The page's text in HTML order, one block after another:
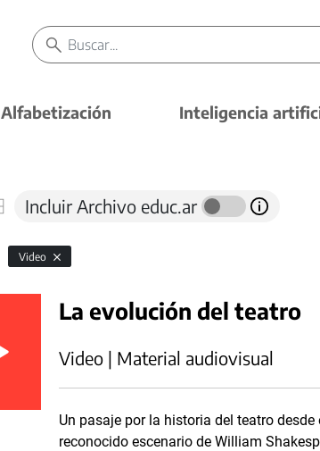
Alfabetización Inteligencia
Incluir Archivo educ.ar
Video
La evolución del teatro
Video | Material audiovisual
Un pasaje por la historia del teatro
reconocido escenario de William